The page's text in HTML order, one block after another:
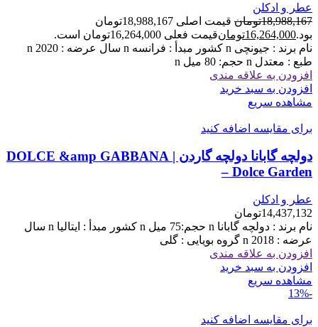
عطر و ادکلن
18,988,167تومان
قیمت اصلی 18,988,167تومان
بود.16,264,000تومانقیمت فعلی 16,264,000تومان است.
نام برند : جیونچی n کشور مبدأ : فرانسه n سال عرضه : 2020 n
طبع : معتدل n حجم: 80 میل n
افزودن به علاقه مندی
افزودن به سبد خرید
مشاهده سریع
برای مقایسه اضافه کنید
دولچه گابانا دولچه گاردن | DOLCE &amp GABBANA
– Dolce Garden
عطر و ادکلن
14,437,132تومان
نام برند : دولچه گابانا n حجم:75 میل n کشور مبدأ : ایتالیا n سال
عرضه : 2018 n گروه بویایی : گلی
افزودن به علاقه مندی
افزودن به سبد خرید
مشاهده سریع
-13%
برای مقایسه اضافه کنید